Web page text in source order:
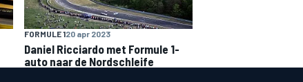
FORMULE 120 apr 2023
Daniel Ricciardo met Formule 1-
auto naar de Nordschleife